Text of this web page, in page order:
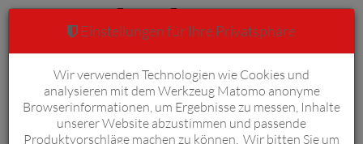
Anmelden Warenkorb 0
Einstellungen für Ihre Privatsphäre
Wir verwenden Technologien wie Cookies und
analysieren mit dem Werkzeug Matomo anonyme
Browserinformationen, um Ergebnisse zu messen, Inhalte
unserer Website abzustimmen und passende
Produktvorschläge machen zu können. Wir bitten Sie um